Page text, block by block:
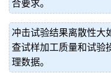
合要求。
冲击试验结果离散性大
查试样加工质量和试验
理数据。